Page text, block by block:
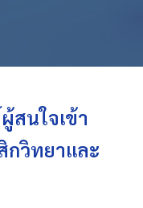
สนใจเข้า
กวิทยาและ